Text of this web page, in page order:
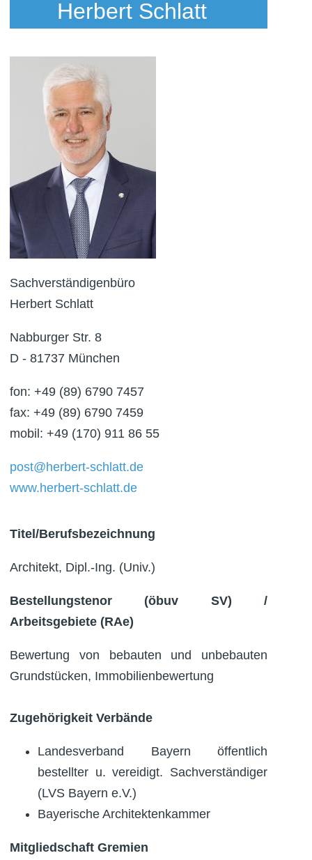
Herbert Schlatt
Sachverständigenbüro
Herbert Schlatt
Nabburger Str. 8
D - 81737 München
fon: +49 (89) 6790 7457
fax: +49 (89) 6790 7459
mobil: +49 (170) 911 86 55
post@herbert-schlatt.de
www.herbert-schlatt.de
Titel/Berufsbezeichnung
Architekt, Dipl.-Ing. (Univ.)
Bestellungstenor (öbuv SV) /
Arbeitsgebiete (RAe)
Bewertung von bebauten und unbebauten
Grundstücken, Immobilienbewertung
Zugehörigkeit Verbände
Landesverband Bayern öffentlich
bestellter u. vereidigt. Sachverständiger
(LVS Bayern e.V.)
Bayerische Architektenkammer
Mitgliedschaft Gremien